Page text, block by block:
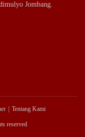
Jombang.
Tentang Kami
reserved